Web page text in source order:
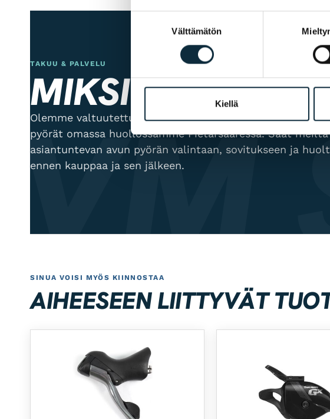
Välttämätön
Kiellä
VM
TAKUU & PALVELU
MIKSI VM
Olemme valtuutettu jälleenmyyjä ja huollamme
pyörät omassa huollossamme Pietarsaaressa. Saat meiltä
asiantuntevan avun pyörän valintaan, sovitukseen ja
ennen kauppaa ja sen jälkeen.
SINUA VOISI MYÖS KIINNOSTAA
AIHEESEEN LIITTYVÄT